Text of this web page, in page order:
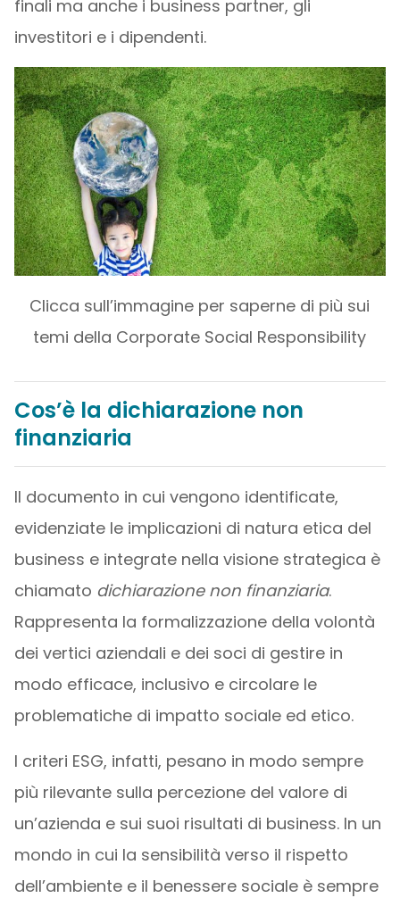
finali ma anche i business partner, gli
investitori e i dipendenti.
Clicca sull’immagine per saperne di più sui
temi della Corporate Social Responsibility
Cos’è la dichiarazione non
finanziaria
Il documento in cui vengono identificate,
evidenziate le implicazioni di natura etica del
business e integrate nella visione strategica è
chiamato dichiarazione non finanziaria.
Rappresenta la formalizzazione della volontà
dei vertici aziendali e dei soci di gestire in
modo efficace, inclusivo e circolare le
problematiche di impatto sociale ed etico.
I criteri ESG, infatti, pesano in modo sempre
più rilevante sulla percezione del valore di
un’azienda e sui suoi risultati di business. In un
mondo in cui la sensibilità verso il rispetto
dell’ambiente e il benessere sociale è sempre